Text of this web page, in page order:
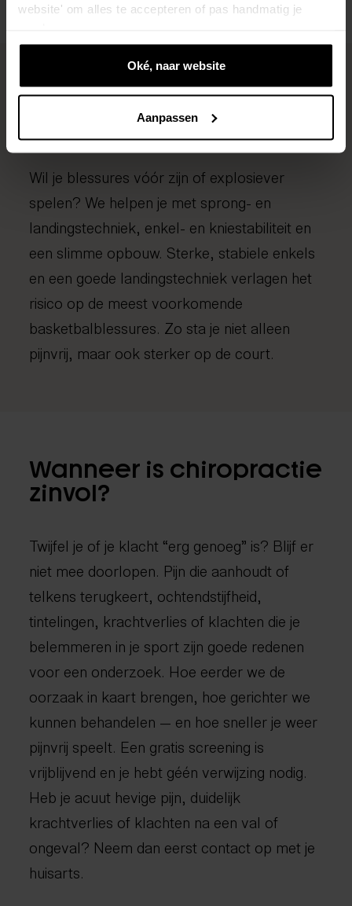
website' om alles te accepteren of pas handmatig je
Oké, naar website
Aanpassen
Preventie en betere
prestaties
Wil je blessures vóór zijn of explosiever
spelen? We helpen je met sprong- en
landingstechniek, enkel- en kniestabiliteit en
een slimme opbouw. Sterke, stabiele enkels
en een goede landingstechniek verlagen het
risico op de meest voorkomende
basketbalblessures. Zo sta je niet alleen
pijnvrij, maar ook sterker op de court.
Wanneer is chiropractie
zinvol?
Twijfel je of je klacht “erg genoeg” is? Blijf er
niet mee doorlopen. Pijn die aanhoudt of
telkens terugkeert, ochtendstijfheid,
tintelingen, krachtverlies of klachten die je
belemmeren in je sport zijn goede redenen
voor een onderzoek. Hoe eerder we de
oorzaak in kaart brengen, hoe gerichter we
kunnen behandelen — en hoe sneller je weer
pijnvrij speelt. Een gratis screening is
vrijblijvend en je hebt géén verwijzing nodig.
Heb je acuut hevige pijn, duidelijk
krachtverlies of klachten na een val of
ongeval? Neem dan eerst contact op met je
huisarts.